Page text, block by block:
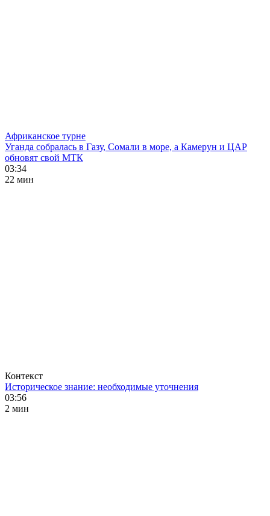
Африканское турне
Уганда собралась в Газу, Сомали в море, а Камерун и ЦАР
обновят свой МТК
03:34
22 мин
Контекст
Историческое знание: необходимые уточнения
03:56
2 мин